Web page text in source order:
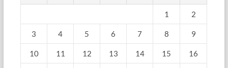
1 2
3 4 5 6 7 8 9
10 11 12 13 14 15 16